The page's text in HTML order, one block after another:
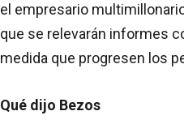
el empresario
que se relevarán informes
medida que progresen los
Qué dijo Bezos